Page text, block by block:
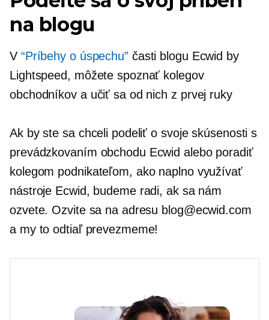
na blogu
V “Príbehy o úspechu” časti blogu Ecwid by
Lightspeed, môžete spoznať kolegov
obchodníkov a učiť sa od nich z prvej ruky
Ak by ste sa chceli podeliť o svoje skúsenosti s
prevádzkovaním obchodu Ecwid alebo poradiť
kolegom podnikateľom, ako naplno využívať
nástroje Ecwid, budeme radi, ak sa nám
ozvete. Ozvite sa na adresu blog@ecwid.com
a my to odtiaľ prevezmeme!